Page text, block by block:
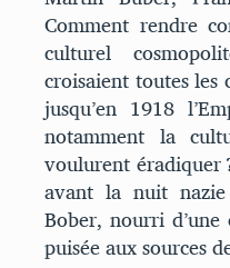
Comment rendre
culturel
croisaient toutes les
jusqu’en 1918
notamment la
voulurent éradiquer
avant la nuit
Bober, nourri
puisée aux sources